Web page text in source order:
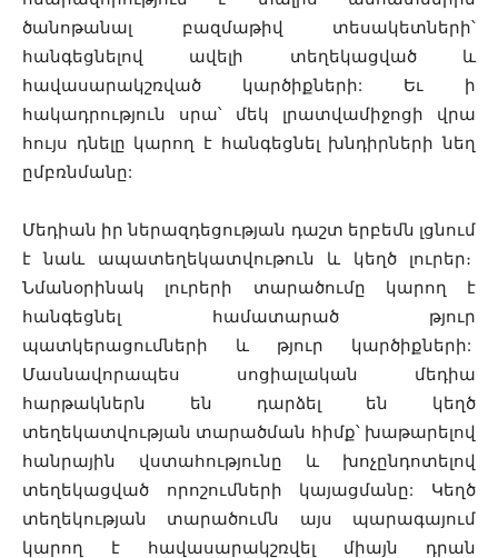
ծանոթանալ բազմաթիվ տեսակետների՝
հանգեցնելով ավելի տեղեկացված և
հավասարակշռված կարծիքների: Եւ ի
հակադրություն սրա՝ մեկ լրատվամիջոցի վրա
հույս դնելը կարող է հանգեցնել խնդիրների նեղ
ըմբռնմանը:
Մեդիան իր ներազդեցության դաշտ երբեմն լցնում
է նաև ապատեղեկատվութուն և կեղծ լուրեր։
Նմանօրինակ լուրերի տարածումը կարող է
հանգեցնել համատարած թյուր
պատկերացումների և թյուր կարծիքների:
Մասնավորապես սոցիալական մեդիա
հարթակներն են դարձել են կեղծ
տեղեկատվության տարածման հիմք՝ խաթարելով
հանրային վստահությունը և խոչընդոտելով
տեղեկացված որոշումների կայացմանը: Կեղծ
տեղեկության տարածումն այս պարագայում
կարող է հավասարակշռվել միայն դրան